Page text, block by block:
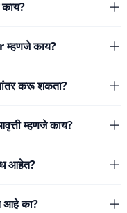
काय?
काय?
करू शकता?
म्हणजे काय?
आहेत?
आहे का?